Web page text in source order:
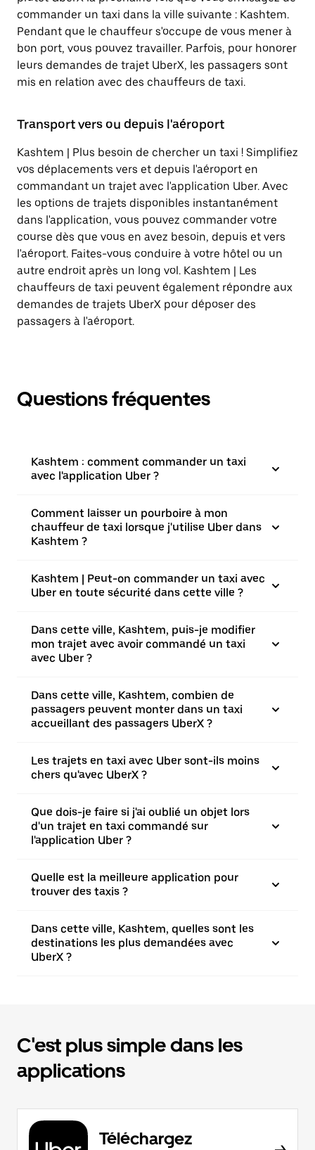
commander un taxi dans la ville suivante : Kashtem.
Pendant que le chauffeur s'occupe de vous mener à
bon port, vous pouvez travailler. Parfois, pour honorer
leurs demandes de trajet UberX, les passagers sont
mis en relation avec des chauffeurs de taxi.
Transport vers ou depuis l'aéroport
Kashtem | Plus besoin de chercher un taxi ! Simplifiez
vos déplacements vers et depuis l'aéroport en
commandant un trajet avec l'application Uber. Avec
les options de trajets disponibles instantanément
dans l'application, vous pouvez commander votre
course dès que vous en avez besoin, depuis et vers
l'aéroport. Faites-vous conduire à votre hôtel ou un
autre endroit après un long vol. Kashtem | Les
chauffeurs de taxi peuvent également répondre aux
demandes de trajets UberX pour déposer des
passagers à l'aéroport.
Questions fréquentes
Kashtem : comment commander un taxi
avec l'application Uber ?
Comment laisser un pourboire à mon
chauffeur de taxi lorsque j'utilise Uber dans
Kashtem ?
Kashtem | Peut-on commander un taxi avec
Uber en toute sécurité dans cette ville ?
Dans cette ville, Kashtem, puis-je modifier
mon trajet avec avoir commandé un taxi
avec Uber ?
Dans cette ville, Kashtem, combien de
passagers peuvent monter dans un taxi
accueillant des passagers UberX ?
Les trajets en taxi avec Uber sont-ils moins
chers qu'avec UberX ?
Que dois-je faire si j'ai oublié un objet lors
d'un trajet en taxi commandé sur
l'application Uber ?
Quelle est la meilleure application pour
trouver des taxis ?
Dans cette ville, Kashtem, quelles sont les
destinations les plus demandées avec
UberX ?
C'est plus simple dans les
applications
Téléchargez